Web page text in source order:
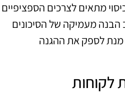
מתאים לצרכים הספציפיים
מעמיקה של הסיכונים
מנת לספק את ההגנה
לקוחות